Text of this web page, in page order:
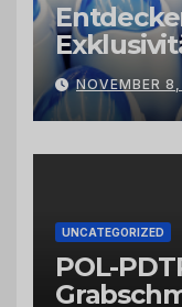
NOVEMBER
UNCATEGORIZED
POL-